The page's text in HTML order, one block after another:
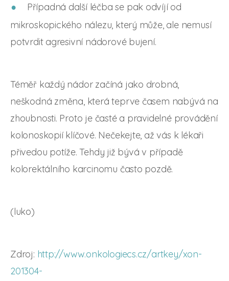
Případná další léčba se pak odvíjí od
mikroskopického nálezu, který může, ale nemusí
potvrdit agresivní nádorové bujení.
Téměř každý nádor začíná jako drobná,
neškodná změna, která teprve časem nabývá na
zhoubnosti. Proto je časté a pravidelné provádění
kolonoskopií klíčové. Nečekejte, až vás k lékaři
přivedou potíže. Tehdy již bývá v případě
kolorektálního karcinomu často pozdě.
(luko)
Zdroj: http://www.onkologiecs.cz/artkey/xon-
201304-